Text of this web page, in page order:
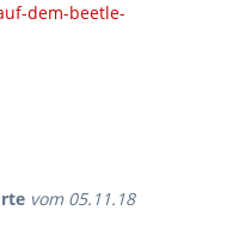
dem-beetle-
vom 05.11.18